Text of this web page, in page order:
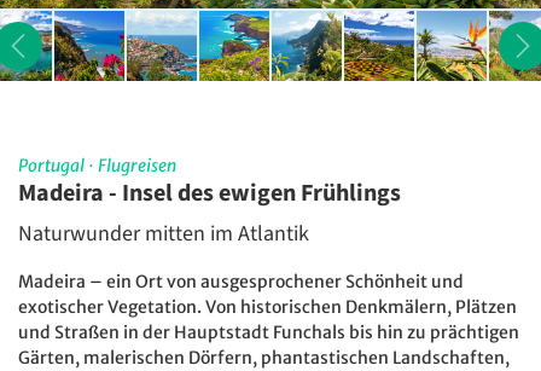
Portugal · Flugreisen
Madeira - Insel des ewigen Frühlings
Naturwunder mitten im Atlantik
Madeira – ein Ort von ausgesprochener Schönheit und
exotischer Vegetation. Von historischen Denkmälern, Plätzen
und Straßen in der Hauptstadt Funchals bis hin zu prächtigen
Gärten, malerischen Dörfern, phantastischen Landschaften,